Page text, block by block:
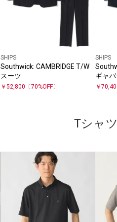
SHIPS
Southwick: CAMBRIDGE T/W
スーツ
￥ 52,800 〔70%OFF〕
SHIPS
ギャ
￥
Tシャ